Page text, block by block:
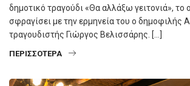
δημοτικό τραγούδι «Θα αλλάξω γειτονιά», το
σφραγίσει με την ερμηνεία του ο δημοφιλής
τραγουδιστής Γιώργος Βελισσάρης. […]
ΠΕΡΙΣΣΌΤΕΡΑ